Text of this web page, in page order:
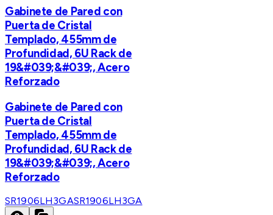
Gabinete de Pared con
Puerta de Cristal
Templado, 455mm de
Profundidad, 6U Rack de
19&#039;&#039;, Acero
Reforzado
Gabinete de Pared con
Puerta de Cristal
Templado, 455mm de
Profundidad, 6U Rack de
19&#039;&#039;, Acero
Reforzado
SR1906LH3GASR1906LH3GA